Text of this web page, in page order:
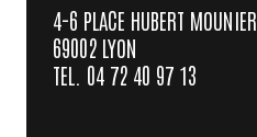
4-6 PLACE HUBERT MOUNIER
69002 LYON
TEL. 04 72 40 97 13